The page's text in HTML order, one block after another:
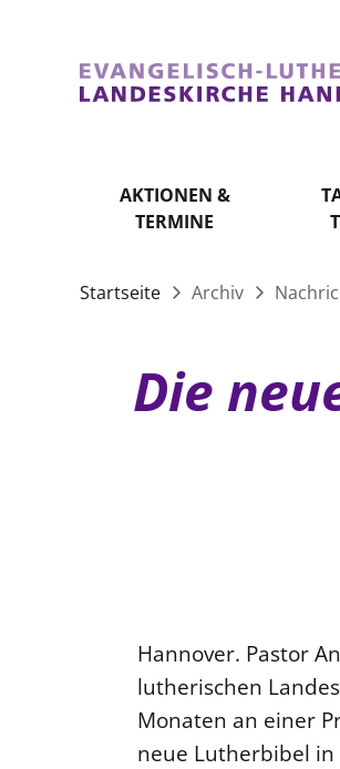
AKTIONEN &
TERMINE
Startseite Archiv
Die
Hannover. Pastor
lutherischen
Monaten an einer
neue Lutherbibel in